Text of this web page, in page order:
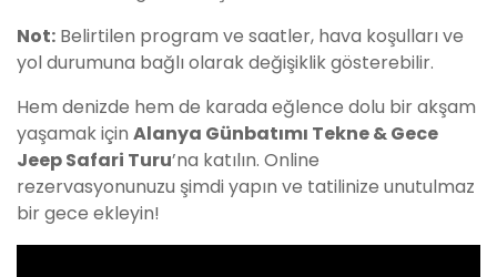
Not: Belirtilen program ve saatler, hava koşulları ve
yol durumuna bağlı olarak değişiklik gösterebilir.
Hem denizde hem de karada eğlence dolu bir akşam
yaşamak için Alanya Günbatımı Tekne & Gece
Jeep Safari Turu’na katılın. Online
rezervasyonunuzu şimdi yapın ve tatilinize unutulmaz
bir gece ekleyin!